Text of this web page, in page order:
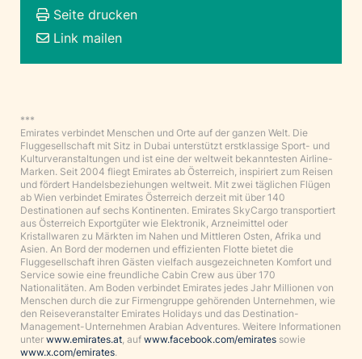
Seite drucken
Link mailen
***
Emirates verbindet Menschen und Orte auf der ganzen Welt. Die
Fluggesellschaft mit Sitz in Dubai unterstützt erstklassige Sport- und
Kulturveranstaltungen und ist eine der weltweit bekanntesten Airline-
Marken. Seit 2004 fliegt Emirates ab Österreich, inspiriert zum Reisen
und fördert Handelsbeziehungen weltweit. Mit zwei täglichen Flügen
ab Wien verbindet Emirates Österreich derzeit mit über 140
Destinationen auf sechs Kontinenten. Emirates SkyCargo transportiert
aus Österreich Exportgüter wie Elektronik, Arzneimittel oder
Kristallwaren zu Märkten im Nahen und Mittleren Osten, Afrika und
Asien. An Bord der modernen und effizienten Flotte bietet die
Fluggesellschaft ihren Gästen vielfach ausgezeichneten Komfort und
Service sowie eine freundliche Cabin Crew aus über 170
Nationalitäten. Am Boden verbindet Emirates jedes Jahr Millionen von
Menschen durch die zur Firmengruppe gehörenden Unternehmen, wie
den Reiseveranstalter Emirates Holidays und das Destination-
Management-Unternehmen Arabian Adventures. Weitere Informationen
unter www.emirates.at , auf www.facebook.com/emirates sowie
www.x.com/emirates.